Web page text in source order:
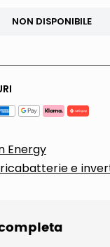
NON DISPONIBILE
Energy
e